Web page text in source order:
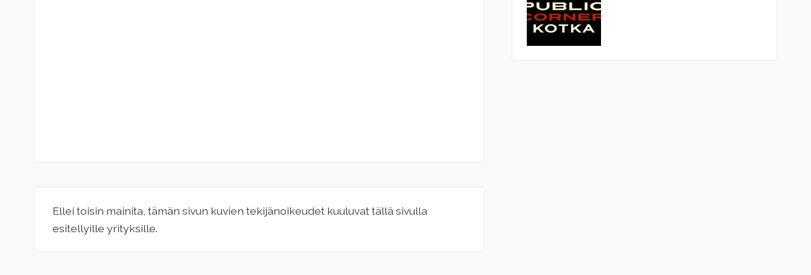
Ellei toisin mainita, tämän sivun kuvien tekijänoikeudet kuuluvat tällä sivulla
esitellyille yrityksille.